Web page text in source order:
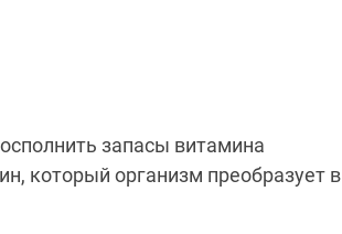
запасы витамина
который организм преобразует в